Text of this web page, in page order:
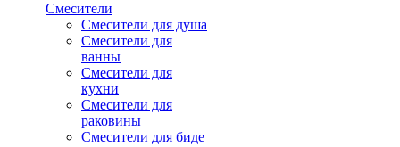
Смесители
Смесители для душа
Смесители для
ванны
Смесители для
кухни
Смесители для
раковины
Смесители для биде